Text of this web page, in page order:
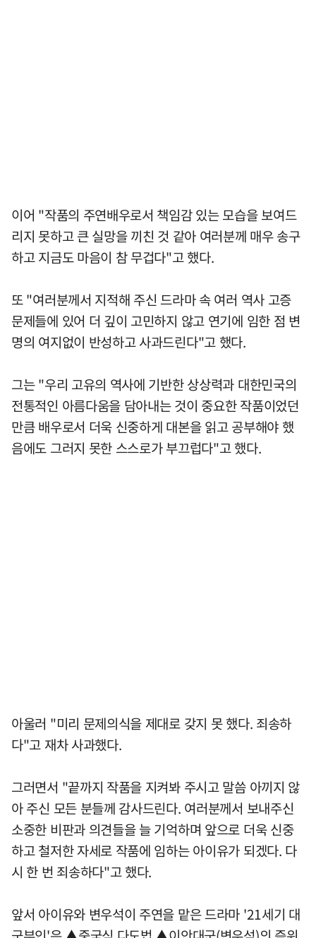
이어 "작품의 주연배우로서 책임감 있는 모습을 보여드
리지 못하고 큰 실망을 끼친 것 같아 여러분께 매우 송구
하고 지금도 마음이 참 무겁다"고 했다.
또 "여러분께서 지적해 주신 드라마 속 여러 역사 고증
문제들에 있어 더 깊이 고민하지 않고 연기에 임한 점 변
명의 여지없이 반성하고 사과드린다"고 했다.
그는 "우리 고유의 역사에 기반한 상상력과 대한민국의
전통적인 아름다움을 담아내는 것이 중요한 작품이었던
만큼 배우로서 더욱 신중하게 대본을 읽고 공부해야 했
음에도 그러지 못한 스스로가 부끄럽다"고 했다.
아울러 "미리 문제의식을 제대로 갖지 못 했다. 죄송하
다"고 재차 사과했다.
그러면서 "끝까지 작품을 지켜봐 주시고 말씀 아끼지 않
아 주신 모든 분들께 감사드린다. 여러분께서 보내주신
소중한 비판과 의견들을 늘 기억하며 앞으로 더욱 신중
하고 철저한 자세로 작품에 임하는 아이유가 되겠다. 다
시 한 번 죄송하다"고 했다.
앞서 아이유와 변우석이 주연을 맡은 드라마 '21세기 대